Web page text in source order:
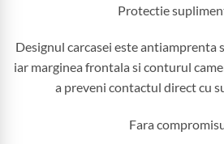
Protectie
Designul carcasei este antiamprenta
iar marginea frontala si conturul
a preveni contactul direct cu
Fara